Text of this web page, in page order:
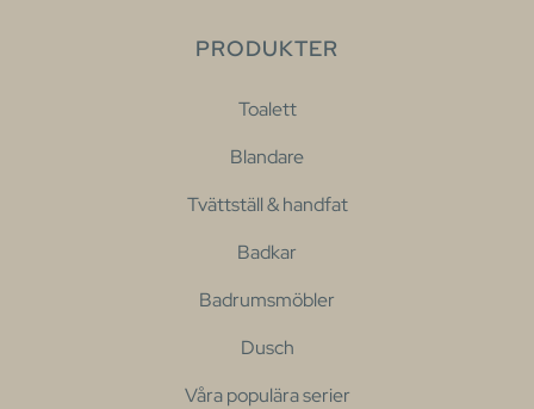
PRODUKTER
Toalett
Blandare
Tvättställ & handfat
Badkar
Badrumsmöbler
Dusch
Våra populära serier